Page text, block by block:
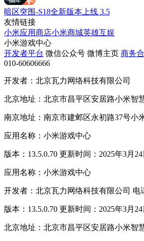
暗区突围-S18全新版本上线 3.5
友情链接
小米应用商店小米商城英雄互娱
小米游戏中心
开发者平台 微信公众号 微博主页 商务
010-60606666
开发者：北京瓦力网络科技有限公司
北京地址：北京市昌平区安居路小米智
南京地址：南京市建邺区永初路37号小
应用名称：小米游戏中心
版本：13.5.0.70 更新时间：2025年3月24
应用名称：小米游戏中心
开发者：北京瓦力网络科技有限公司 电
版本：13.5.0.70 更新时间：2025年3月24
北京地址：北京市昌平区安居路小米智